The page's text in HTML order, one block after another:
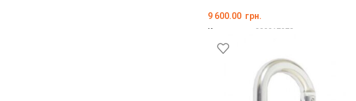
9 600.00 грн.
Код товару: 000017978
ДОДАТИ В КОШИК